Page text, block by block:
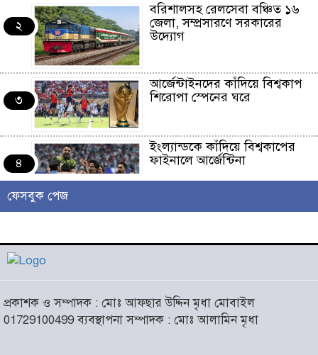
২
বরিশালসহ রেলসেবা বঞ্চিত ১৬
জেলা, সম্প্রসারণে সরকারের
উদ্যোগ
৩
আর্জেন্টাইনদের কাঁদিয়ে বিশ্বকাপ
শিরোপা স্পেনের ঘরে
৪
ইংল্যান্ডকে কাঁদিয়ে বিশ্বকাপের
ফাইনালে আর্জেন্টিনা
৫
চরমোনাই
৬
আসন্ন বাকেরগঞ্জ পৌর নির্বাচনে
নারী কাউন্সিলর পদে দোয়া চাইলেন
বিএমএসএফ নেত্রী সাবরিনা
ফেসবুক পেজ
প্রকাশক ও সম্পাদক : মোঃ আফছার উদ্দিন মৃধা মোবাইল
01729100499 ব্যবস্থাপনা সম্পাদক : মোঃ আলামিন মৃধা